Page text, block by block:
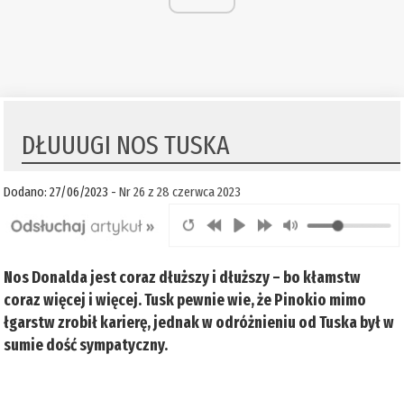
DŁUUUGI NOS TUSKA
Dodano: 27/06/2023 -Nr 26 z 28 czerwca 2023
Nos Donalda jest coraz dłuższy i dłuższy – bo kłamstw
coraz więcej i więcej. Tusk pewnie wie, że Pinokio mimo
łgarstw zrobił karierę, jednak w odróżnieniu od Tuska był w
sumie dość sympatyczny.